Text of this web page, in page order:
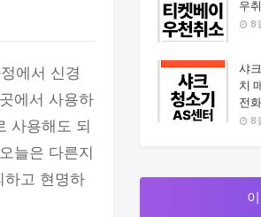
에서 신경
에서 사용하
사용해도 되
늘은 다른지
하고 현명하
우
8
샤
치
전
8